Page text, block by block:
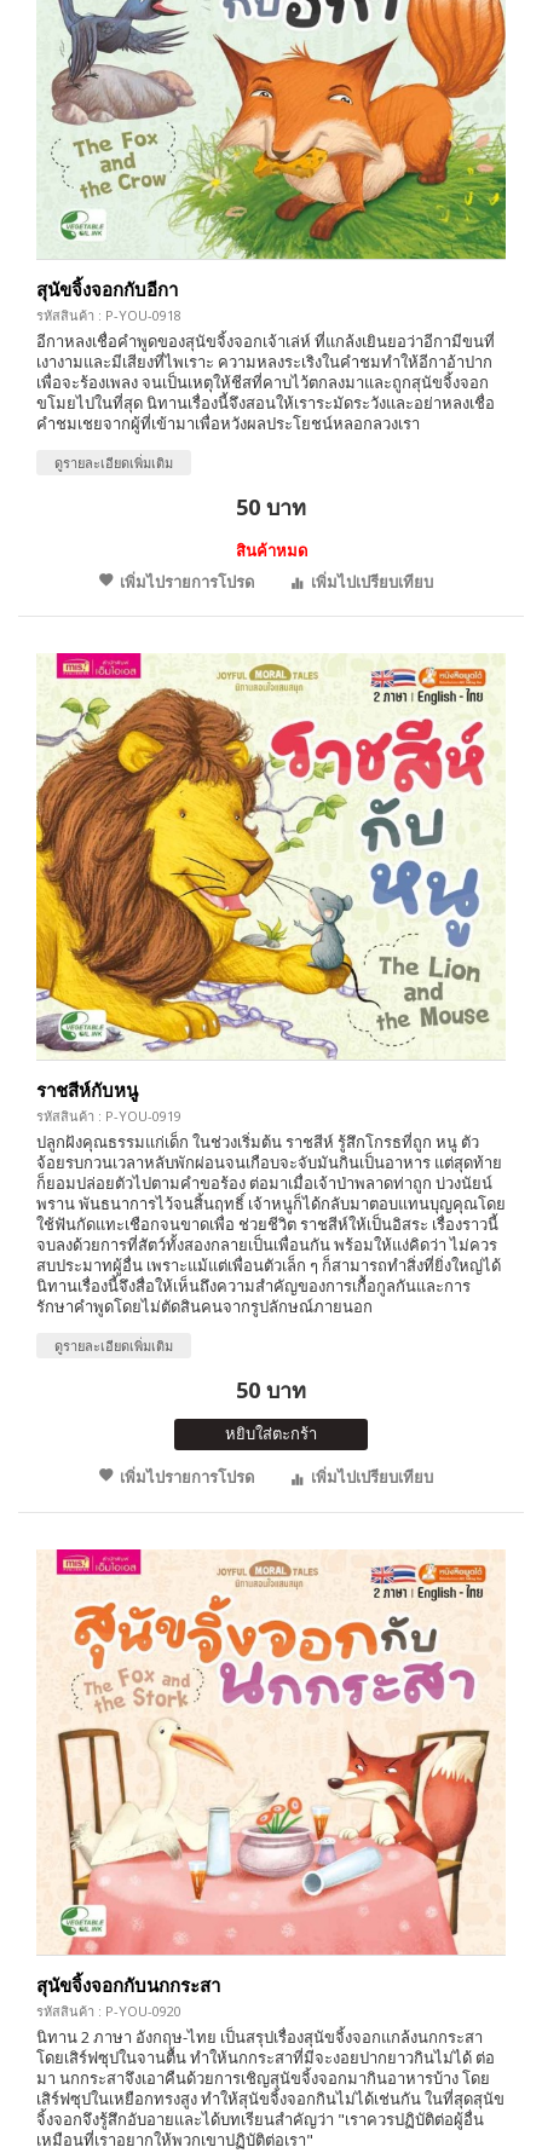
สุนัขจิ้งจอกกับอีกา
รหัสสินค้า : P-YOU-0918
อีกาหลงเชื่อคำพูดของสุนัขจิ้งจอกเจ้าเล่ห์ ที่แกล้งเยินยอว่าอีกามีขนที่
เงางามและมีเสียงที่ไพเราะ ความหลงระเริงในคำชมทำให้อีกาอ้าปาก
เพื่อจะร้องเพลง จนเป็นเหตุให้ชีสที่คาบไว้ตกลงมาและถูกสุนัขจิ้งจอก
ขโมยไปในที่สุด นิทานเรื่องนี้จึงสอนให้เราระมัดระวังและอย่าหลงเชื่อ
คำชมเชยจากผู้ที่เข้ามาเพื่อหวังผลประโยชน์หลอกลวงเรา
ดูรายละเอียดเพิ่มเติม
50 บาท
สินค้าหมด
เพิ่มไปรายการโปรด
เพิ่มไปเปรียบเทียบ
ราชสีห์กับหนู
รหัสสินค้า : P-YOU-0919
ปลูกฝังคุณธรรมแก่เด็ก ในช่วงเริ่มต้น ราชสีห์ รู้สึกโกรธที่ถูก หนู ตัว
จ้อยรบกวนเวลาหลับพักผ่อนจนเกือบจะจับมันกินเป็นอาหาร แต่สุดท้าย
ก็ยอมปล่อยตัวไปตามคำขอร้อง ต่อมาเมื่อเจ้าป่าพลาดท่าถูก บ่วงนัยน์
พราน พันธนาการไว้จนสิ้นฤทธิ์ เจ้าหนูก็ได้กลับมาตอบแทนบุญคุณโดย
ใช้ฟันกัดแทะเชือกจนขาดเพื่อ ช่วยชีวิต ราชสีห์ให้เป็นอิสระ เรื่องราวนี้
จบลงด้วยการที่สัตว์ทั้งสองกลายเป็นเพื่อนกัน พร้อมให้แง่คิดว่า ไม่ควร
สบประมาทผู้อื่น เพราะแม้แต่เพื่อนตัวเล็ก ๆ ก็สามารถทำสิ่งที่ยิ่งใหญ่ได้
นิทานเรื่องนี้จึงสื่อให้เห็นถึงความสำคัญของการเกื้อกูลกันและการ
รักษาคำพูดโดยไม่ตัดสินคนจากรูปลักษณ์ภายนอก
ดูรายละเอียดเพิ่มเติม
50 บาท
หยิบใส่ตะกร้า
เพิ่มไปรายการโปรด
เพิ่มไปเปรียบเทียบ
สุนัขจิ้งจอกกับนกกระสา
รหัสสินค้า : P-YOU-0920
นิทาน 2 ภาษา อังกฤษ-ไทย เป็นสรุปเรื่องสุนัขจิ้งจอกแกล้งนกกระสา
โดยเสิร์ฟซุปในจานตื้น ทำให้นกกระสาที่มีจะงอยปากยาวกินไม่ได้ ต่อ
มา นกกระสาจึงเอาคืนด้วยการเชิญสุนัขจิ้งจอกมากินอาหารบ้าง โดย
เสิร์ฟซุปในเหยือกทรงสูง ทำให้สุนัขจิ้งจอกกินไม่ได้เช่นกัน ในที่สุดสุนัข
จิ้งจอกจึงรู้สึกอับอายและได้บทเรียนสำคัญว่า "เราควรปฏิบัติต่อผู้อื่น
เหมือนที่เราอยากให้พวกเขาปฏิบัติต่อเรา"